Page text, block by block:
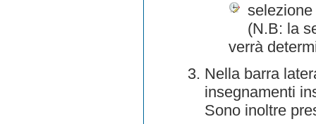
(N.B: la
verrà
Nella barra
insegnamenti
Sono inoltre